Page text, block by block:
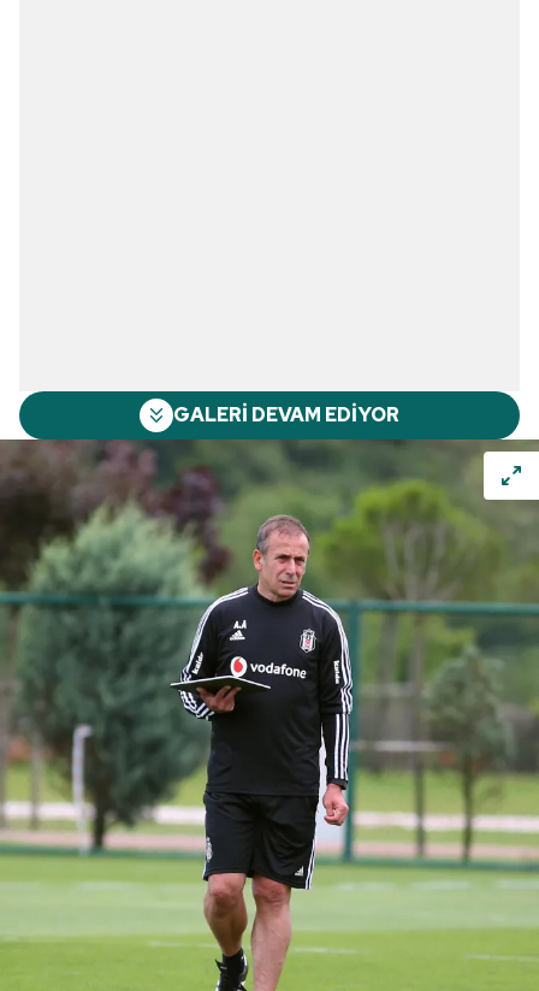
GALERİ DEVAM EDİYOR